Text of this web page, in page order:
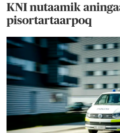
KNI nutaamik
pisortartaarpoq